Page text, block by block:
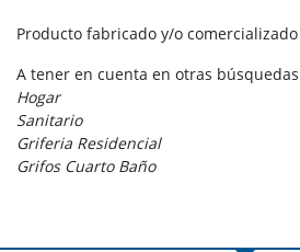
Producto fabricado y/o
A tener en cuenta en otras
Hogar
Sanitario
Griferia Residencial
Grifos Cuarto Baño